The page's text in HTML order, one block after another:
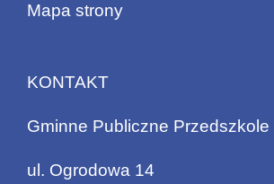
Mapa strony
KONTAKT
Gminne Publiczne Przedszkole
ul. Ogrodowa 14